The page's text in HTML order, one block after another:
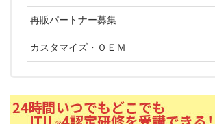
再販パートナー募集
カスタマイズ・ＯＥＭ